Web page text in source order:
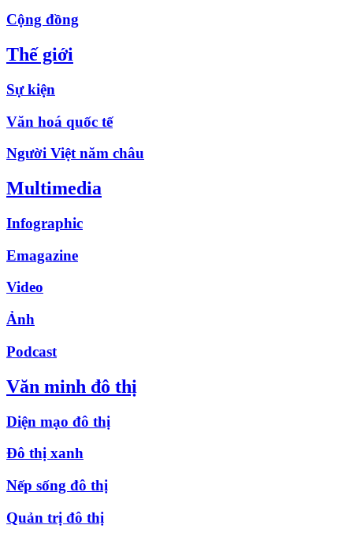
Cộng đồng
Thế giới
Sự kiện
Văn hoá quốc tế
Người Việt năm châu
Multimedia
Infographic
Emagazine
Video
Ảnh
Podcast
Văn minh đô thị
Diện mạo đô thị
Đô thị xanh
Nếp sống đô thị
Quản trị đô thị